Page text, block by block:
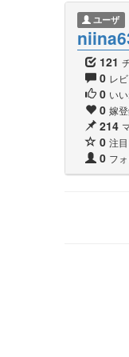
ユーザ
121
0 レ
0 い
0 嫁
214
0 注
0 フ